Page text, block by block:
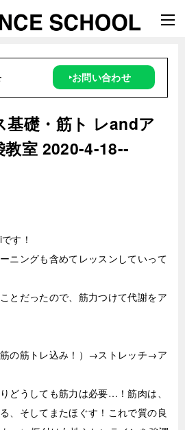
‣お問い合わせ
基礎・筋ト レandア
教室 2020-4-18-­
す！
ニングも含めてレッスンしていって
とだったので、筋力つけて代謝をア
の筋トレ込み！）→ストレッチ→ア
どうしても筋力は必要…！筋肉は、
、そしてまたほぐす！これで質の良